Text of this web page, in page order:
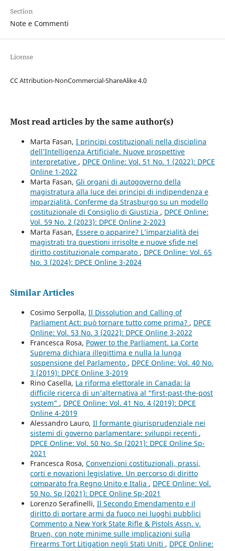
Section
Note e Commenti
License
CC Attribution-NonCommercial-ShareAlike 4.0
Most read articles by the same author(s)
Marta Fasan, I principi costituzionali nella disciplina
dell’Intelligenza Artificiale. Nuove prospettive
interpretative , DPCE Online: Vol. 51 No. 1 (2022): DPCE
Online 1-2022
Marta Fasan, Gli organi di autogoverno della
magistratura alla luce dei principi di indipendenza e
imparzialità. Conferme da Strasburgo su un modello
costituzionale di Consiglio di Giustizia , DPCE Online:
Vol. 59 No. 2 (2023): DPCE Online 2-2023
Marta Fasan, Essere o apparire? L’imparzialità dei
magistrati tra questioni irrisolte e nuove sfide nel
diritto costituzionale comparato , DPCE Online: Vol. 65
No. 3 (2024): DPCE Online 3-2024
Similar Articles
Cosimo Serpolla, Il Dissolution and Calling of
Parliament Act: può tornare tutto come prima? , DPCE
Online: Vol. 53 No. 3 (2022): DPCE Online 3-2022
Francesca Rosa, Power to the Parliament. La Corte
Suprema dichiara illegittima e nulla la lunga
sospensione del Parlamento , DPCE Online: Vol. 40 No.
3 (2019): DPCE Online 3-2019
Rino Casella, La riforma elettorale in Canada: la
difficile ricerca di un’alternativa al “first-past-the-post
system” , DPCE Online: Vol. 41 No. 4 (2019): DPCE
Online 4-2019
Alessandro Lauro, Il formante giurisprudenziale nei
sistemi di governo parlamentare: sviluppi recenti ,
DPCE Online: Vol. 50 No. Sp (2021): DPCE Online Sp-
2021
Francesca Rosa, Convenzioni costituzionali, prassi,
corti e novazioni legislative. Un percorso di diritto
comparato fra Regno Unito e Italia , DPCE Online: Vol.
50 No. Sp (2021): DPCE Online Sp-2021
Lorenzo Serafinelli, Il Secondo Emendamento e il
diritto di portare armi da fuoco nei luoghi pubblici
Commento a New York State Rifle & Pistols Assn. v.
Bruen, con note minime sulle implicazioni sulla
Firearms Tort Litigation negli Stati Uniti , DPCE Online: